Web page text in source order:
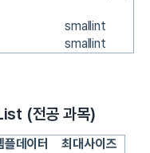
smallint
smallint
(전공 과목)
플데이터
최대사이즈